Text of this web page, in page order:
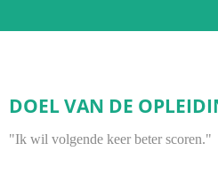
DOEL VAN DE
"Ik wil volgende keer beter scoren."